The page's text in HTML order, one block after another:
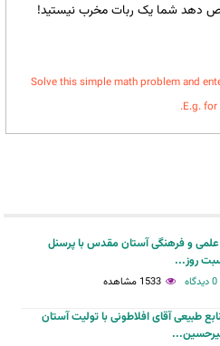
دهد شما یک ربات مخرب نیستید!
Solve this simple math problem and
E.g. for
علمی و فرهنگی آستان مقدس با پرسنل
روز...
0 دیدگاه 1533 مشاهده
طبیعی آقای افلاطونی با تولیت آستان